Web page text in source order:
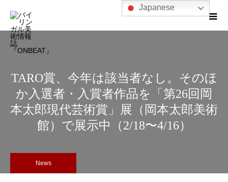
TARO賞、今年は該当者なし。そのほ
か入選者・入賞者作品を「第26回岡
本太郎現代芸術賞」展（岡本太郎美術
館）で展示中（2/18〜4/16）
News
Japanese